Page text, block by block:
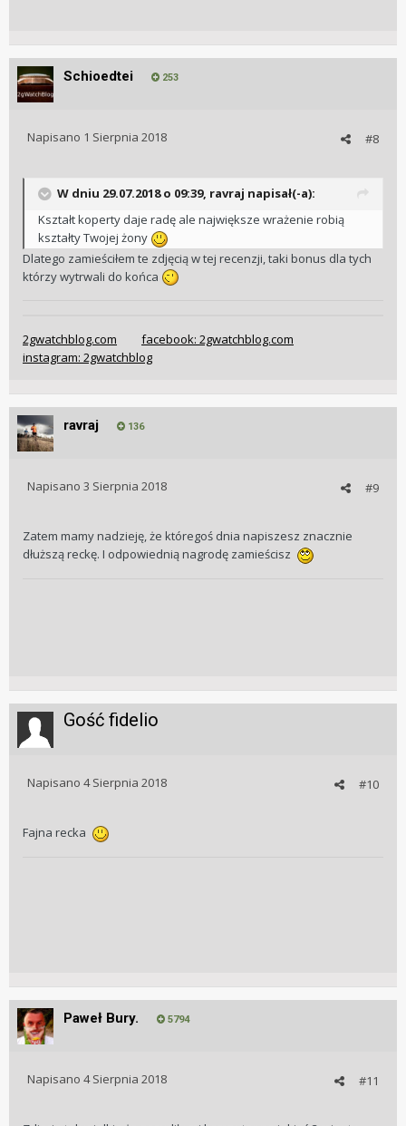
Schioedtei 253
#8
Napisano 1 Sierpnia 2018
W dniu 29.07.2018 o 09:39, ravraj napisał(-a):
Kształt koperty daje radę ale największe wrażenie robią
kształty Twojej żony
Dlatego zamieściłem te zdjęcią w tej recenzji, taki bonus dla tych
którzy wytrwali do końca
2gwatchblog.com
facebook: 2gwatchblog.com
instagram: 2gwatchblog
ravraj 136
#9
Napisano 3 Sierpnia 2018
Zatem mamy nadzieję, że któregoś dnia napiszesz znacznie
dłuższą reckę. I odpowiednią nagrodę zamieścisz
Gość fidelio
#10
Napisano 4 Sierpnia 2018
Fajna recka
Paweł Bury. 5794
#11
Napisano 4 Sierpnia 2018